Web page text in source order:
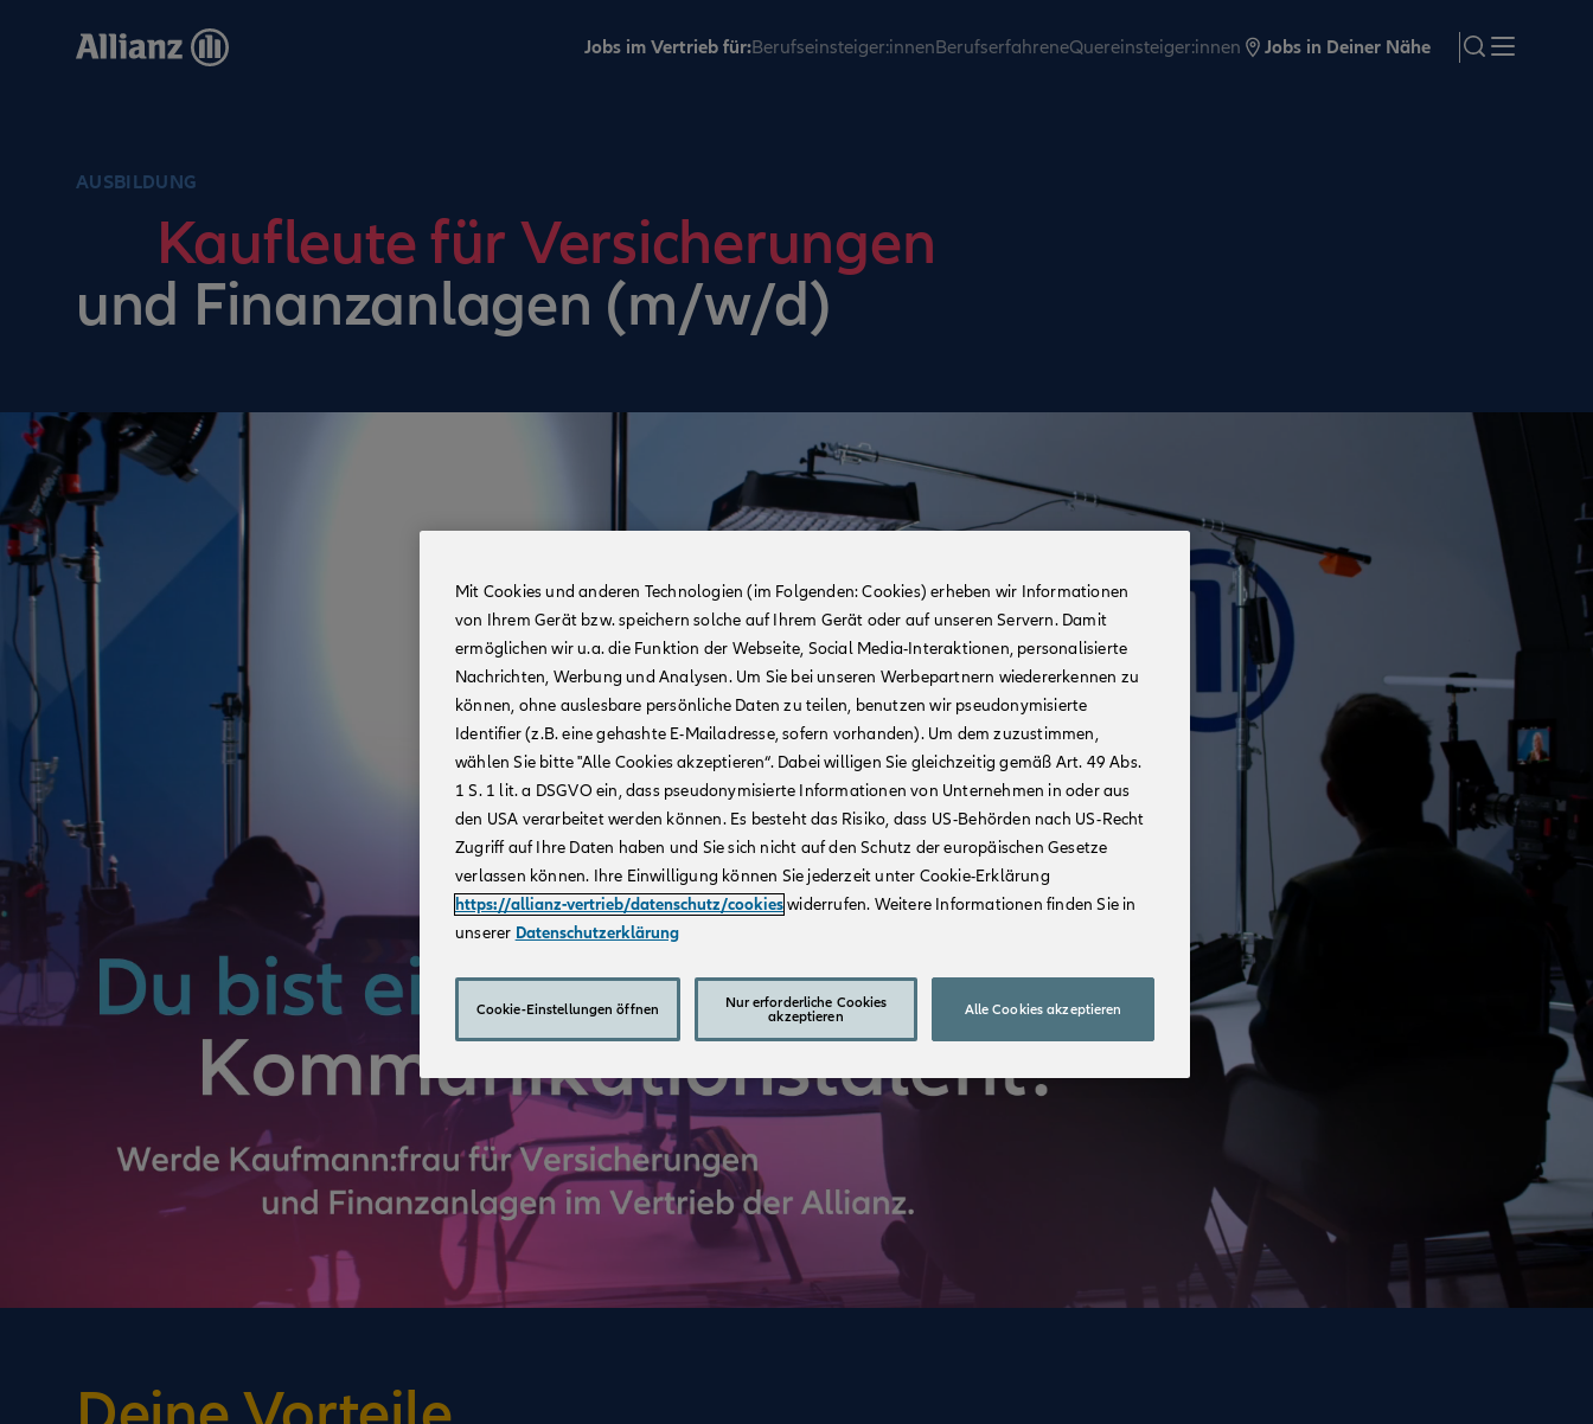
Jobs im Vertrieb für:Berufseinsteiger:innenBerufserfahreneQuereinsteiger:innen Jobs in Deiner Nähe search
AUSBILDUNG
Kaufleute für Versicherungen
und Finanzanlagen (m/w/d)
Mit Cookies und anderen Technologien (im Folgenden: Cookies) erheben wir Informationen
von Ihrem Gerät bzw. speichern solche auf Ihrem Gerät oder auf unseren Servern. Damit
ermöglichen wir u.a. die Funktion der Webseite, Social Media-Interaktionen, personalisierte
Nachrichten, Werbung und Analysen. Um Sie bei unseren Werbepartnern wiedererkennen zu
können, ohne auslesbare persönliche Daten zu teilen, benutzen wir pseudonymisierte
Identifier (z.B. eine gehashte E-Mailadresse, sofern vorhanden). Um dem zuzustimmen,
wählen Sie bitte "Alle Cookies akzeptieren“. Dabei willigen Sie gleichzeitig gemäß Art. 49 Abs.
1 S. 1 lit. a DSGVO ein, dass pseudonymisierte Informationen von Unternehmen in oder aus
den USA verarbeitet werden können. Es besteht das Risiko, dass US-Behörden nach US-Recht
Zugriff auf Ihre Daten haben und Sie sich nicht auf den Schutz der europäischen Gesetze
verlassen können. Ihre Einwilligung können Sie jederzeit unter Cookie-Erklärung
https://allianz-vertrieb/datenschutz/cookieswiderrufen. Weitere Informationen finden Sie in
unserer Datenschutzerklärung
Cookie-Einstellungen öffnen
Nur erforderliche Cookies
akzeptieren
Alle Cookies akzeptieren